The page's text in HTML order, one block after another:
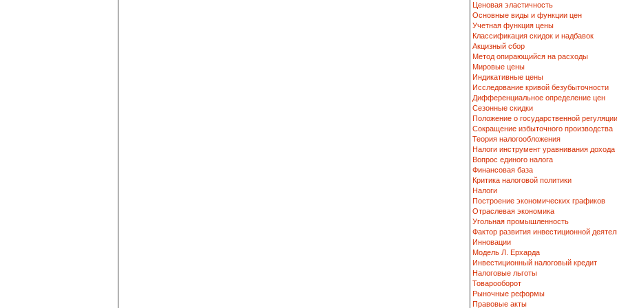
Ценовая эластичность
Основные виды и функции цен
Учетная функция цены
Классификация скидок и надбавок
Акцизный сбор
Метод опирающийся на расходы
Мировые цены
Индикативные цены
Исследование кривой безубыточности
Дифференциальное определение цен
Сезонные скидки
Положение о государственной регуляции
Сокращение избыточного производства
Теория налогообложения
Налоги инструмент уравнивания дохода
Вопрос единого налога
Финансовая база
Критика налоговой политики
Налоги
Построение экономических графиков
Отраслевая экономика
Угольная промышленность
Фактор развития инвестиционной
Инновации
Модель Л. Ерхарда
Инвестиционный налоговый кредит
Налоговые льготы
Товарооборот
Рыночные реформы
Правовые акты